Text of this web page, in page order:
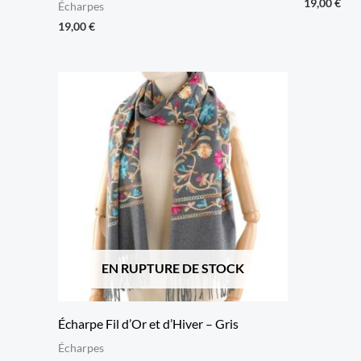
Écharpes
19,00€
EN RUPTURE DE STOCK
Écharpe Fil d’Or et d’Hiver – Gris
Écharpes